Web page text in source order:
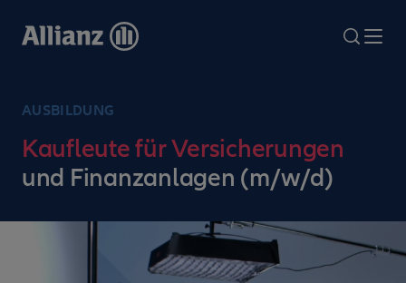
zum
search
AUSBILDUNG
Kaufleute für Versicherungen
und Finanzanlagen (m/w/d)